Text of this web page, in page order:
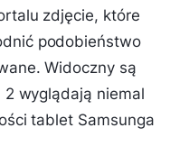
zdjęcie, które
podobieństwo
Widoczny są
2 wyglądają niemal
tablet Samsunga